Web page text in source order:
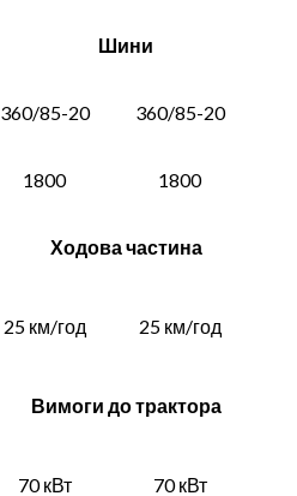
Шини
360/85-20 360/85-20
1800 1800
Ходова частина
25 км/год 25 км/год
Вимоги до трактора
70 кВт 70 кВт